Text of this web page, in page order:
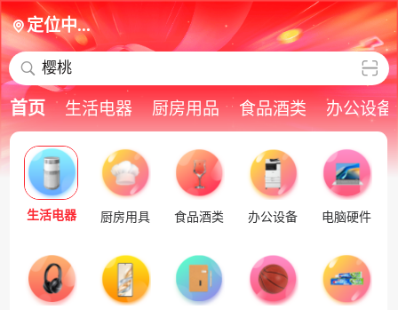
定位中...
樱桃
首页 生活电器 厨房用品 食品酒类 办公设备
生活电器 厨房用具 食品酒类 办公设备 电脑硬件